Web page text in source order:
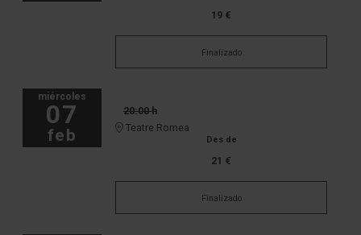
19 €
Finalizado
miércoles
07
feb
20:00 h
Teatre Romea
Des de
21 €
Finalizado